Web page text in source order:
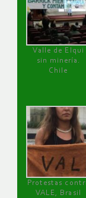
Valle de Elqui
sin minería.
Chile
Protestas
VALE, Brasil